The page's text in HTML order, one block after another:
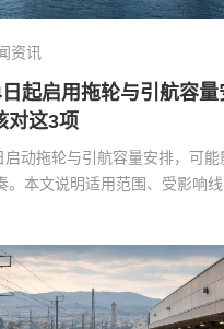
资讯
起启用拖轮与引航容量
对这3项
动拖轮与引航容量安排，可能
。本文说明适用范围、受影响